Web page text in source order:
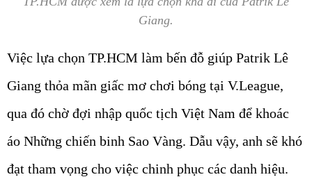
Giang.
Việc lựa chọn TP.HCM làm bến đỗ giúp Patrik Lê
Giang thỏa mãn giấc mơ chơi bóng tại V.League,
qua đó chờ đợi nhập quốc tịch Việt Nam để khoác
áo Những chiến binh Sao Vàng. Dẫu vậy, anh sẽ khó
đạt tham vọng cho việc chinh phục các danh hiệu.